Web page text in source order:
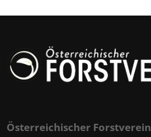
Österreichischer Forstverein